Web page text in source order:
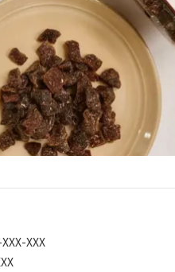
XXX